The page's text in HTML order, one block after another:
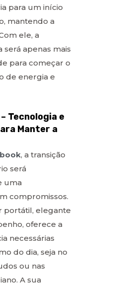
para um início
mantendo a
ele, a
apenas mais
para começar o
de energia e
Tecnologia e
Manter a
, a transição
será
uma
compromissos.
portátil, elegante
oferece a
necessárias
do dia, seja no
ou nas
A sua